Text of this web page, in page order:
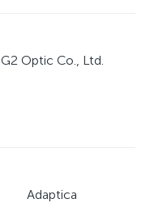
G2 Optic Co., Ltd.
Adaptica